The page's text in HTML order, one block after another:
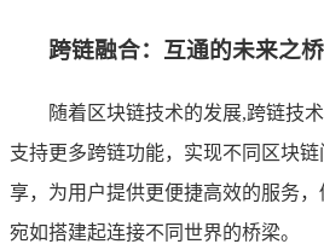
跨链融合：互通的未来之桥
随着区块链技术的发展,跨链技
支持更多跨链功能，实现不同区块
享，为用户提供更便捷高效的服务，
宛如搭建起连接不同世界的桥梁。